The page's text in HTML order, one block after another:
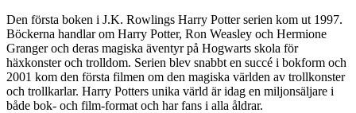
Den första boken i J.K. Rowlings Harry Potter serien kom ut 1997.
Böckerna handlar om Harry Potter, Ron Weasley och Hermione
Granger och deras magiska äventyr på Hogwarts skola för
häxkonster och trolldom. Serien blev snabbt en succé i bokform och
2001 kom den första filmen om den magiska världen av trollkonster
och trollkarlar. Harry Potters unika värld är idag en miljonsäljare i
både bok- och film-format och har fans i alla åldrar.